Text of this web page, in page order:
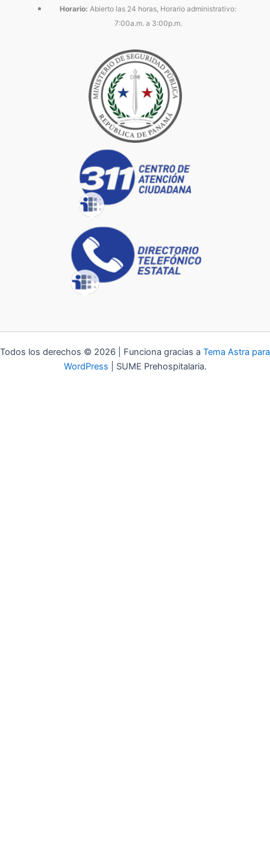
Horario: Abierto las 24 horas, Horario administrativo:
7:00a.m. a 3:00p.m.
Todos los derechos © 2026 | Funciona gracias a Tema Astra para
WordPress | SUME Prehospitalaria.